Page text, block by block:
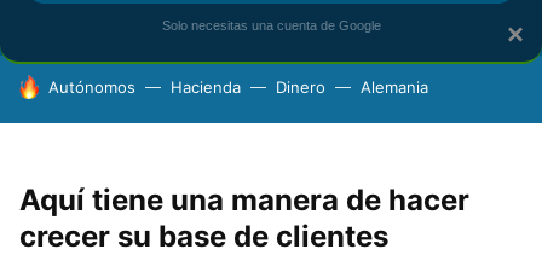
HOY SE HABLA DE
Autónomos Hacienda Dinero Alemania
Aquí tiene una manera de hacer
crecer su base de clientes
×
Solo necesitas una cuenta de Google